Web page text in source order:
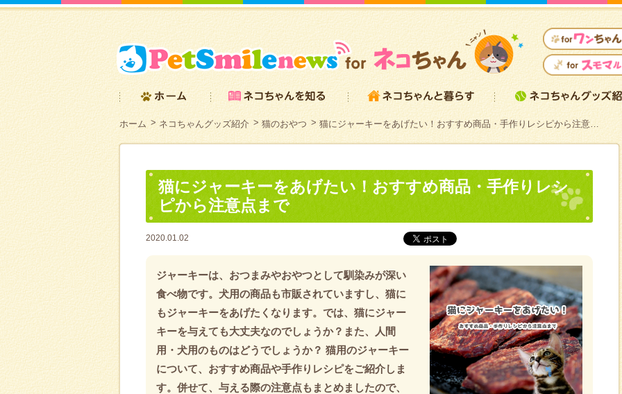
ホーム ネコちゃんグッズ紹介 猫のおやつ 猫にジャーキーをあげたい！おすすめ商品・手作りレシピから注意…
猫にジャーキーをあげたい！おすすめ商品・手作りレシ
ピから注意点まで
2020.01.02
ジャーキーは、おつまみやおやつとして馴染みが深い
食べ物です。犬用の商品も市販されていますし、猫に
もジャーキーをあげたくなります。では、猫にジャー
キーを与えても大丈夫なのでしょうか？また、人間
用・犬用のものはどうでしょうか？ 猫用のジャーキー
について、おすすめ商品や手作りレシピをご紹介しま
す。併せて、与える際の注意点もまとめましたので、